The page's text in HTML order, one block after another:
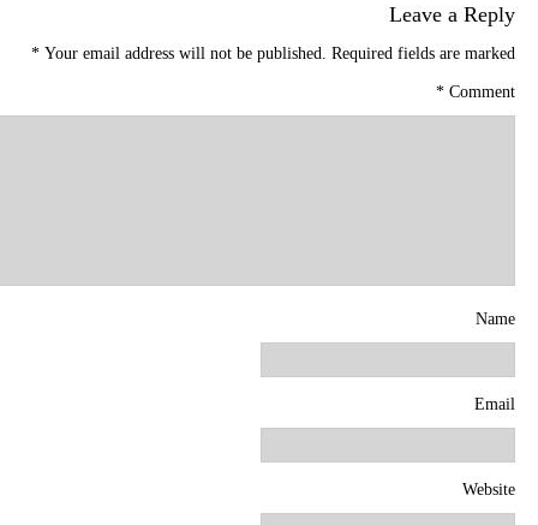
Leave a Reply
Your email address will not be published. Required fields are marked
*
Comment
*
Name
Email
Website